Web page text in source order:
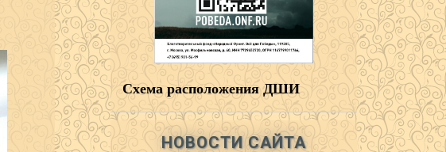
Схема расположения ДШИ
НОВОСТИ САЙТА